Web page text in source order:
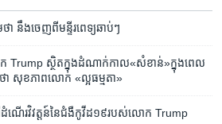
នឹង​ចេញ​ពី​មន្ទីរពេទ្យ​ឆាប់ៗ
Trump ​ស្ថិត​ក្នុង​ដំណាក់កាល​«សំខាន់»​ក្នុង​ពេល​
សុខភាព​លោក «ល្អ​ធម្មតា»
ពី​ដំណើរ​វិវត្តន៍​នៃ​ជំងឺ​កូវីដ១៩​របស់​លោក Trump